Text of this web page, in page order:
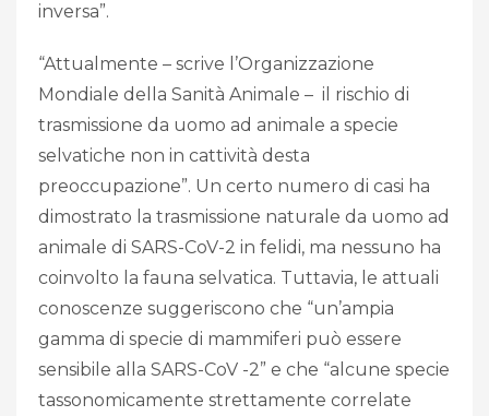
inversa”.
“Attualmente – scrive l’Organizzazione
Mondiale della Sanità Animale – il rischio di
trasmissione da uomo ad animale a specie
selvatiche non in cattività desta
preoccupazione”. Un certo numero di casi ha
dimostrato la trasmissione naturale da uomo ad
animale di SARS-CoV-2 in felidi, ma nessuno ha
coinvolto la fauna selvatica. Tuttavia, le attuali
conoscenze suggeriscono che “un’ampia
gamma di specie di mammiferi può essere
sensibile alla SARS-CoV -2” e che “alcune specie
tassonomicamente strettamente correlate